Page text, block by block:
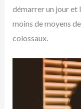
démarrer un jour et
moins de moyens
colossaux.